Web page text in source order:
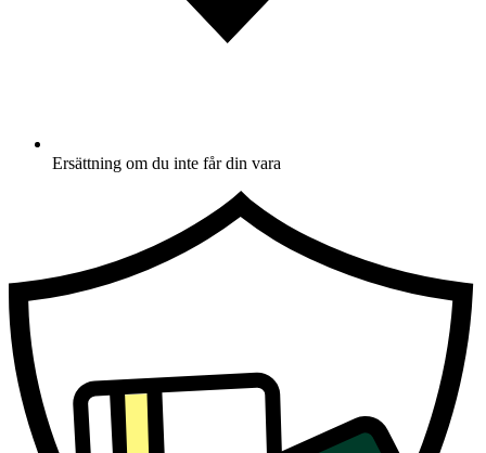
Ersättning om du inte får din vara